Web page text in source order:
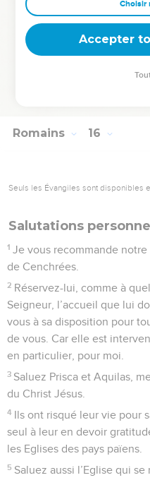
Ainsi je pourrai venir
Dieu le veut, et trouver
Que le Dieu qui donne la
La Bible Du Semeur Copyright ©
Romains 16
Seuls les Évangiles sont disponibles
Salutations
1 Je vous recommande
de Cenchrées.
2 Réservez-lui, comme à
Seigneur, l’accueil que lui
vous à sa disposition pour
de vous. Car elle est
en particulier, pour moi.
3 Saluez Prisca et Aquilas,
du Christ Jésus.
4 Ils ont risqué leur vie pour
seul à leur en devoir
les Eglises des pays païens.
5 Saluez aussi l’Eglise qui
Choisir
Accepter